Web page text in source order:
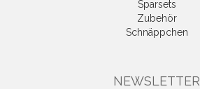
Sparsets
Zubehör
Schnäppchen
NEWSLETTER